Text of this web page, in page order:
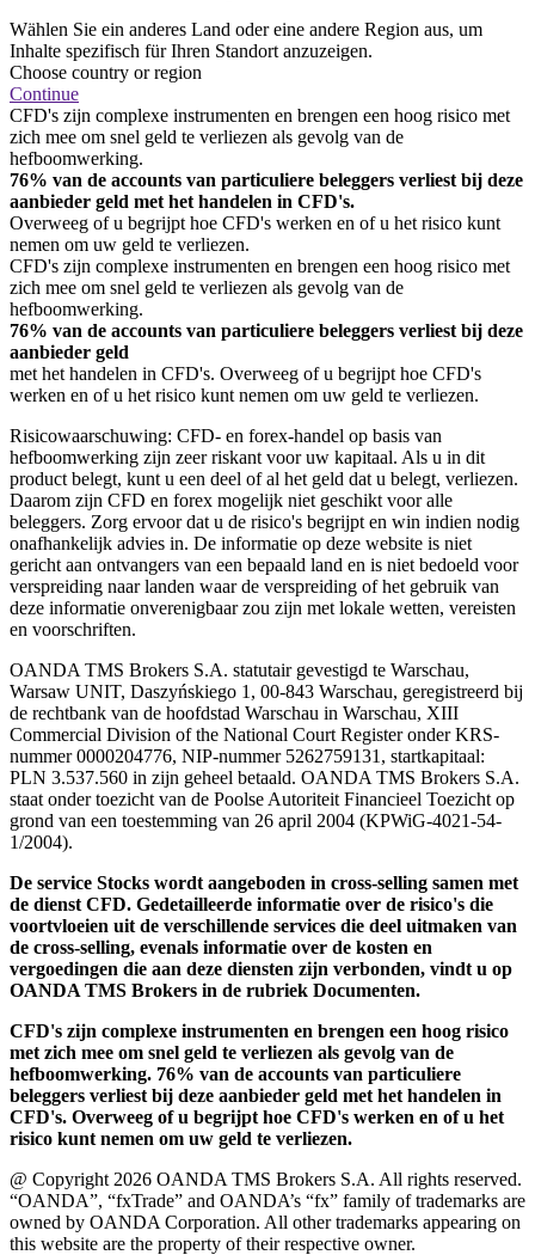
Wählen Sie ein anderes Land oder eine andere Region aus, um
Inhalte spezifisch für Ihren Standort anzuzeigen.
Choose country or region
Continue
CFD's zijn complexe instrumenten en brengen een hoog risico met
zich mee om snel geld te verliezen als gevolg van de
hefboomwerking.
76% van de accounts van particuliere beleggers verliest bij deze
aanbieder geld met het handelen in CFD's.
Overweeg of u begrijpt hoe CFD's werken en of u het risico kunt
nemen om uw geld te verliezen.
CFD's zijn complexe instrumenten en brengen een hoog risico met
zich mee om snel geld te verliezen als gevolg van de
hefboomwerking.
76% van de accounts van particuliere beleggers verliest bij deze
aanbieder geld
met het handelen in CFD's. Overweeg of u begrijpt hoe CFD's
werken en of u het risico kunt nemen om uw geld te verliezen.
Risicowaarschuwing: CFD- en forex-handel op basis van
hefboomwerking zijn zeer riskant voor uw kapitaal. Als u in dit
product belegt, kunt u een deel of al het geld dat u belegt, verliezen.
Daarom zijn CFD en forex mogelijk niet geschikt voor alle
beleggers. Zorg ervoor dat u de risico's begrijpt en win indien nodig
onafhankelijk advies in. De informatie op deze website is niet
gericht aan ontvangers van een bepaald land en is niet bedoeld voor
verspreiding naar landen waar de verspreiding of het gebruik van
deze informatie onverenigbaar zou zijn met lokale wetten, vereisten
en voorschriften.
OANDA TMS Brokers S.A. statutair gevestigd te Warschau,
Warsaw UNIT, Daszyńskiego 1, 00-843 Warschau, geregistreerd bij
de rechtbank van de hoofdstad Warschau in Warschau, XIII
Commercial Division of the National Court Register onder KRS-
nummer 0000204776, NIP-nummer 5262759131, startkapitaal:
PLN 3.537.560 in zijn geheel betaald. OANDA TMS Brokers S.A.
staat onder toezicht van de Poolse Autoriteit Financieel Toezicht op
grond van een toestemming van 26 april 2004 (KPWiG-4021-54-
1/2004).
De service Stocks wordt aangeboden in cross-selling samen met
de dienst CFD. Gedetailleerde informatie over de risico's die
voortvloeien uit de verschillende services die deel uitmaken van
de cross-selling, evenals informatie over de kosten en
vergoedingen die aan deze diensten zijn verbonden, vindt u op
OANDA TMS Brokers in de rubriek Documenten.
CFD's zijn complexe instrumenten en brengen een hoog risico
met zich mee om snel geld te verliezen als gevolg van de
hefboomwerking. 76% van de accounts van particuliere
beleggers verliest bij deze aanbieder geld met het handelen in
CFD's. Overweeg of u begrijpt hoe CFD's werken en of u het
risico kunt nemen om uw geld te verliezen.
@ Copyright 2026 OANDA TMS Brokers S.A. All rights reserved.
“OANDA”, “fxTrade” and OANDA’s “fx” family of trademarks are
owned by OANDA Corporation. All other trademarks appearing on
this website are the property of their respective owner.